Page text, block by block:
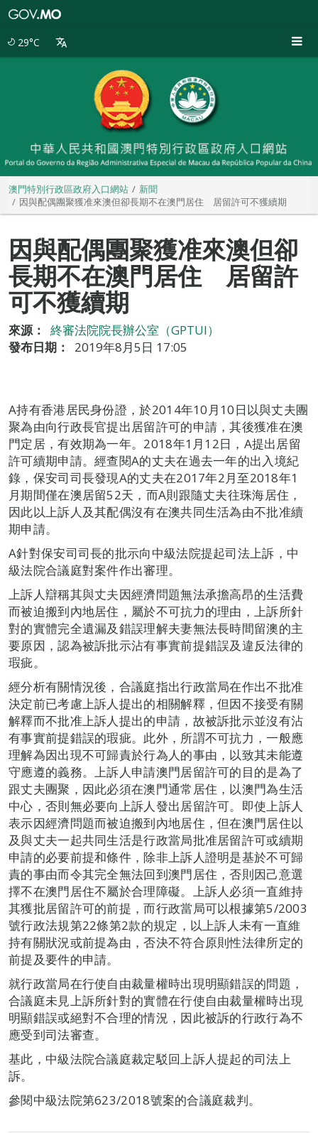
29°C
澳門特別行政區政府入口網站
新聞
因與配偶團聚獲准來澳但卻長期不在澳門居住 居留許可不獲續期
因與配偶團聚獲准來澳但卻
長期不在澳門居住 居留許
可不獲續期
來源：
終審法院院長辦公室（GPTUI）
發布日期：
2019年8月5日 17:05
A持有香港居民身份證，於2014年10月10日以與丈夫團
聚為由向行政長官提出居留許可的申請，其後獲准在澳
門定居，有效期為一年。2018年1月12日，A提出居留
許可續期申請。經查閱A的丈夫在過去一年的出入境紀
錄，保安司司長發現A的丈夫在2017年2月至2018年1
月期間僅在澳居留52天，而A則跟隨丈夫往珠海居住，
因此以上訴人及其配偶沒有在澳共同生活為由不批准續
期申請。
A針對保安司司長的批示向中級法院提起司法上訴，中
級法院合議庭對案件作出審理。
上訴人辯稱其與丈夫因經濟問題無法承擔高昂的生活費
而被迫搬到內地居住，屬於不可抗力的理由，上訴所針
對的實體完全遺漏及錯誤理解夫妻無法長時間留澳的主
要原因，認為被訴批示沾有事實前提錯誤及違反法律的
瑕疵。
經分析有關情況後，合議庭指出行政當局在作出不批准
決定前已考慮上訴人提出的相關解釋，但因不接受有關
解釋而不批准上訴人提出的申請，故被訴批示並沒有沾
有事實前提錯誤的瑕疵。此外，所謂不可抗力，一般應
理解為因出現不可歸責於行為人的事由，以致其未能遵
守應遵的義務。上訴人申請澳門居留許可的目的是為了
跟丈夫團聚，因此必須在澳門通常居住，以澳門為生活
中心，否則無必要向上訴人發出居留許可。即使上訴人
表示因經濟問題而被迫搬到內地居住，但在澳門居住以
及與丈夫一起共同生活是行政當局批准居留許可或續期
申請的必要前提和條件，除非上訴人證明是基於不可歸
責的事由而令其完全無法回到澳門居住，否則因己意選
擇不在澳門居住不屬於合理障礙。上訴人必須一直維持
其獲批居留許可的前提，而行政當局可以根據第5/2003
號行政法規第22條第2款的規定，以上訴人未有一直維
持有關狀況或前提為由，否決不符合原則性法律所定的
前提及要件的申請。
就行政當局在行使自由裁量權時出現明顯錯誤的問題，
合議庭未見上訴所針對的實體在行使自由裁量權時出現
明顯錯誤或絕對不合理的情況，因此被訴的行政行為不
應受到司法審查。
基此，中級法院合議庭裁定駁回上訴人提起的司法上
訴。
參閱中級法院第623/2018號案的合議庭裁判。